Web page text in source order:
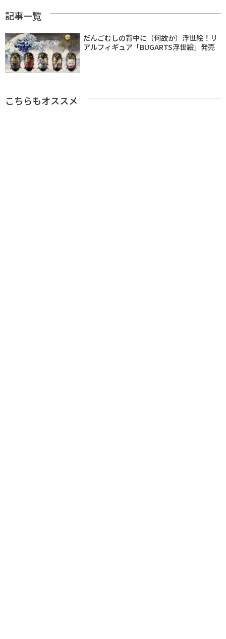
記事一覧
だんごむしの背中に（何故か）浮世絵！リ
アルフィギュア「BUGARTS浮世絵」発売
こちらもオススメ